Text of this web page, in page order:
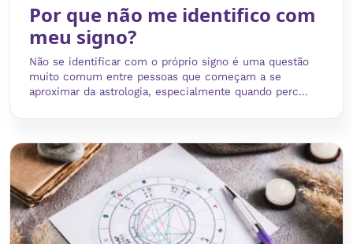
Por que não me identifico com
meu signo?
Não se identificar com o próprio signo é uma questão
muito comum entre pessoas que começam a se
aproximar da astrologia, especialmente quando perc...